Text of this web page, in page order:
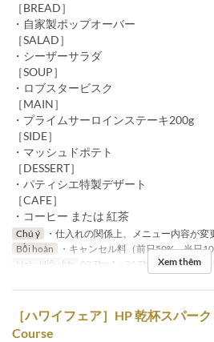
［BREAD］
・自家製ポップオーバー
［SALAD］
・シーザーサラダ
［SOUP］
・ロブスタービスク
［MAIN］
・プライムサーロインステーキ200g
［SIDE］
・マッシュドポテト
［DESSERT］
・パティシエ特製デザート
［CAFE］
・コーヒー または 紅茶
Chú ý
・仕入れの関係上、メニュー内容が変
Bồi hoàn
・キャンセル料（前日50%、当日
Ngày Hiệu lực
02 Thg 1 ~ 31 Thg 8 Bữa Bữa
Xem thêm
［ハワイフェア］HP 乾杯スパー
Course